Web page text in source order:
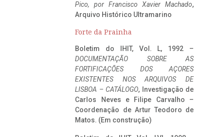
Pico, por Francisco Xavier Machado,
Arquivo Histórico Ultramarino
Forte da Prainha
Boletim do IHIT, Vol. L, 1992 –
DOCUMENTAÇÃO SOBRE AS
FORTIFICAÇÕES DOS AÇORES
EXISTENTES NOS ARQUIVOS DE
LISBOA – CATÁLOGO, Investigação de
Carlos Neves e Filipe Carvalho –
Coordenação de Artur Teodoro de
Matos. (Em construção)